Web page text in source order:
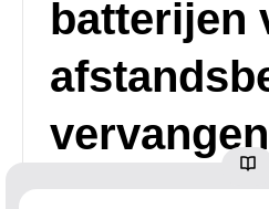
batterijen
vervangen